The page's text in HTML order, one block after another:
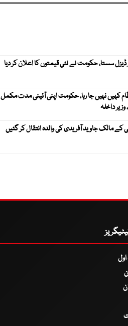
ڈیزل سستا، حکومت نے نئی قیمتوں کا اعلان کر دیا
کہیں نہیں جا رہا، حکومت اپنی آئینی مدت مکمل
داخلہ
کے مالک جاوید آفریدی کی والدہ انتقال کر گئیں